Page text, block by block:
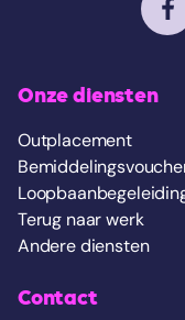
Onze diensten
Outplacement
Terug naar werk
Andere diensten
Contact